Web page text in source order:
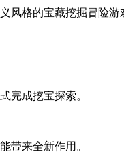
格的宝藏挖掘冒险游
成挖宝探索。
来全新作用。